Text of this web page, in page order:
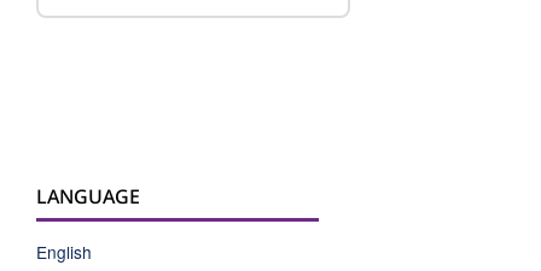
LANGUAGE
English